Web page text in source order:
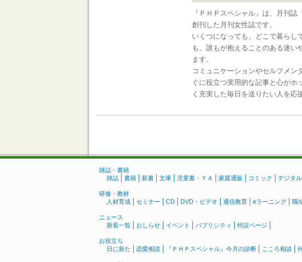
『ＰＨＰスペシャル』は、月刊
創刊した月刊女性誌です。
いくつになっても、どこで暮らし
も。誰もが抱えることのある迷い
ます。
コミュニケーションやセルフメン
ぐに役立つ実用的な記事と心がホ
く充実した毎日を送りたい人を応
雑誌・書籍
雑誌
書籍 新書 文庫 児童書・ＹＡ 家庭通販 コミック デジタ
研修・教材
人材育成
セミナー CD DVD・ビデオ 通信教育 eラーニング 職
ニュース
新着一覧
おしらせ イベント パブリシティ 特設ページ
お役立ち
日に新た
恋愛相談 『ＰＨＰスペシャル』今月の診断 こころ相談